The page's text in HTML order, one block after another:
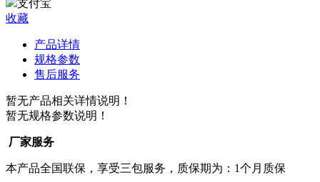
支付宝
收藏
产品详情
规格参数
售后服务
暂无产品相关详情说明！
暂无规格参数说明！
厂家服务
本产品全国联保，享受三包服务，质保期为：1个月质保